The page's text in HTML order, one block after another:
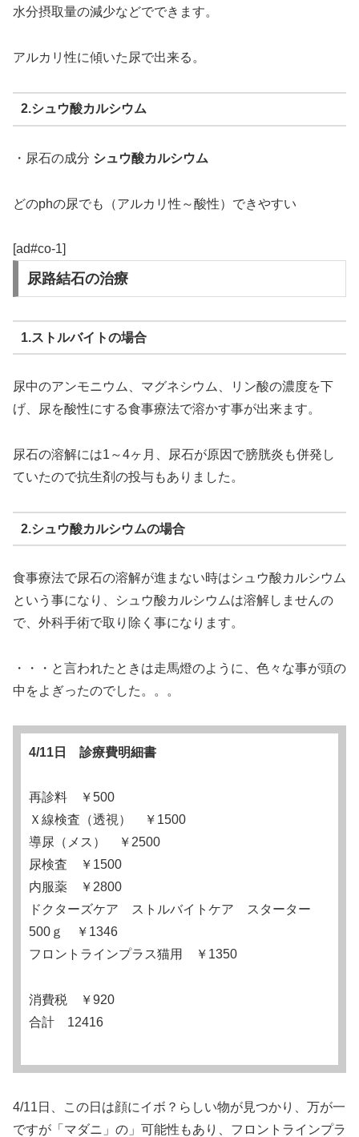
水分摂取量の減少などでできます。
アルカリ性に傾いた尿で出来る。
2.シュウ酸カルシウム
・尿石の成分 シュウ酸カルシウム
どのphの尿でも（アルカリ性～酸性）できやすい
[ad#co-1]
尿路結石の治療
1.ストルバイトの場合
尿中のアンモニウム、マグネシウム、リン酸の濃度を下
げ、尿を酸性にする食事療法で溶かす事が出来ます。
尿石の溶解には1～4ヶ月、尿石が原因で膀胱炎も併発し
ていたので抗生剤の投与もありました。
2.シュウ酸カルシウムの場合
食事療法で尿石の溶解が進まない時はシュウ酸カルシウム
という事になり、シュウ酸カルシウムは溶解しませんの
で、外科手術で取り除く事になります。
・・・と言われたときは走馬燈のように、色々な事が頭の
中をよぎったのでした。。。
4/11日 診療費明細書
再診料 ￥500
Ｘ線検査（透視） ￥1500
導尿（メス） ￥2500
尿検査 ￥1500
内服薬 ￥2800
ドクターズケア ストルバイトケア スターター
500ｇ ￥1346
フロントラインプラス猫用 ￥1350
消費税 ￥920
合計 12416
4/11日、この日は顔にイボ？らしい物が見つかり、万が一
ですが「マダニ」の」可能性もあり、フロントラインプラ